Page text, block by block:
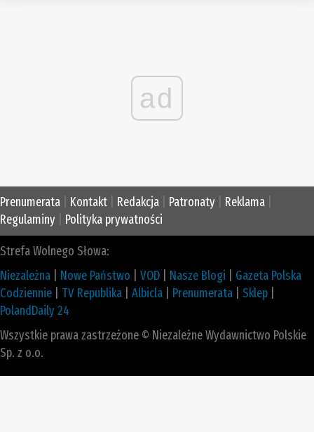
ad
Prenumerata Kontakt Redakcja Patronaty Reklama
Regulaminy
Polityka prywatności
Strefa Wolnego Słowa:
Niezależna
Nowe Państwo VOD Nasze Blogi
Gazeta Polska
Codziennie
TV Republika Albicla Prenumerata Sklep
PolandDaily 24
Wszystkie prawa zastrzeżone © Niezależne Wydawnictwo Polskie
Sp. z o.o.